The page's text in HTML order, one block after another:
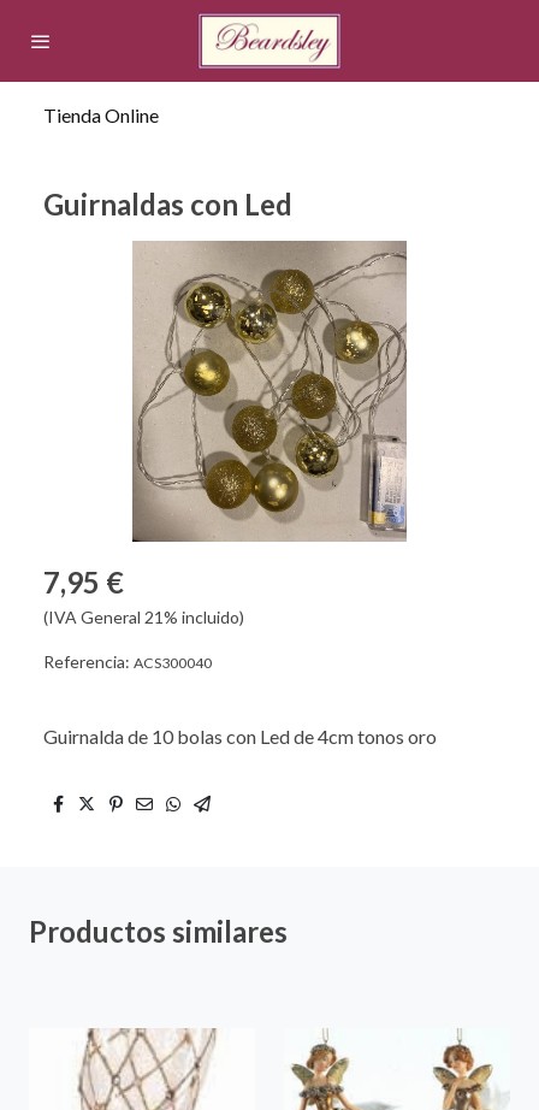
Tienda Online
Guirnaldas con Led
7,95 €
(IVA General 21% incluido)
Referencia: ACS300040
Guirnalda de 10 bolas con Led de 4cm tonos oro
Productos similares